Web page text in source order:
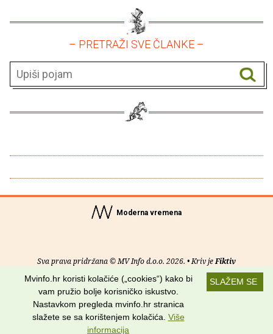
– PRETRAŽI SVE ČLANKE –
Moderna vremena
Sva prava pridržana © MV Info d.o.o. 2026. • Kriv jeFiktiv
Uvjeti korištenja RSS kanali
Potraži nas na:
SLAŽEM SE
Mvinfo.hr koristi kolačiće („cookies“) kako bi
vam pružio bolje korisničko iskustvo.
Nastavkom pregleda mvinfo.hr stranica
slažete se sa korištenjem kolačića. Više
informacija